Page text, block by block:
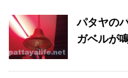
パタヤの
ガベルが